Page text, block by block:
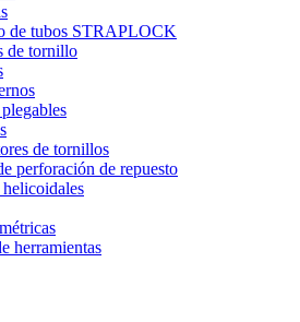
de tubos STRAPLOCK
de tornillo
de tornillos
perforación de repuesto
herramientas